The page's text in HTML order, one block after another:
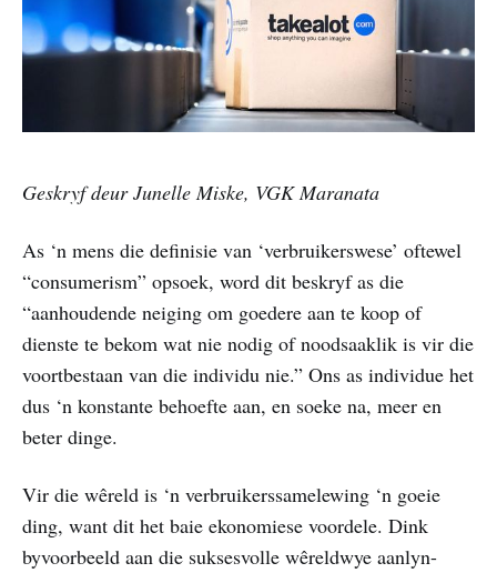
Geskryf deur Junelle Miske, VGK Maranata
As ‘n mens die definisie van ‘verbruikerswese’ oftewel
“consumerism” opsoek, word dit beskryf as die
“aanhoudende neiging om goedere aan te koop of
dienste te bekom wat nie nodig of noodsaaklik is vir die
voortbestaan van die individu nie.” Ons as individue het
dus ‘n konstante behoefte aan, en soeke na, meer en
beter dinge.
Vir die wêreld is ‘n verbruikerssamelewing ‘n goeie
ding, want dit het baie ekonomiese voordele. Dink
byvoorbeeld aan die suksesvolle wêreldwye aanlyn-